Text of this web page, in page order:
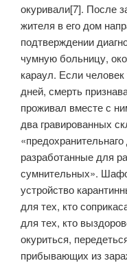
окуривали[7]. После
жителя в его дом
подтверждении
чумную больницу,
караул. Если
дней, смерть
проживал вместе с
два гравированных
разработанные для
сумнительных».
устройство
для тех, кто
для тех, кто
окуриться,
прибывающих из